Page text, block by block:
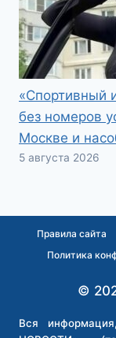
«Спортивный
без номеров
Москве и
5 августа 2026
Правила сайта
Политика
©
Вся